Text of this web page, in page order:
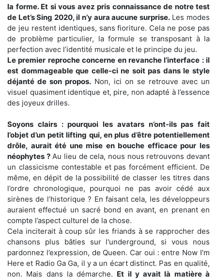
la forme. Et si vous avez pris connaissance de notre test
de Let’s Sing 2020, il n’y aura aucune surprise.Les modes
de jeu restent identiques, sans fioriture. Cela ne pose pas
de problème particulier, la formule se transposant à la
perfection avec l’identité musicale et le principe du jeu.
Le premier reproche concerne en revanche l’interface : il
est dommageable que celle-ci ne soit pas dans le style
déjanté de son propos. Non, ici on se retrouve avec un
visuel quasiment identique et, pire, non adapté à l’essence
des joyeux drilles.
Soyons clairs : pourquoi les avatars n’ont-ils pas fait
l’objet d’un petit lifting qui, en plus d’être potentiellement
drôle, aurait été une mise en bouche efficace pour les
néophytes ?Au lieu de cela, nous nous retrouvons devant
un classicisme contestable et pas forcément efficient. De
même, en dépit de la possibilité de classer les titres dans
l’ordre chronologique, pourquoi ne pas avoir cédé aux
sirènes de l’historique ? En faisant cela, les développeurs
auraient effectué un sacré bond en avant, en prenant en
compte l’aspect culturel de la chose.
Cela inciterait à coup sûr les friands à se rapprocher des
chansons plus bâties sur l'underground, si vous nous
pardonnez l’expression, de Queen. Car oui : entre Now I’m
Here et Radio Ga Ga, il y a un écart distinct. Pas en qualité,
non. Mais dans la démarche. Et il y avait là matière à